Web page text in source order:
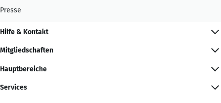
Presse
Hilfe & Kontakt
Mitgliedschaften
Hauptbereiche
Services